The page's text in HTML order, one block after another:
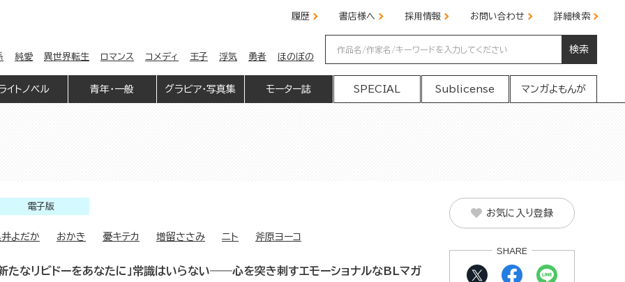
履歴 書店様へ 採用情報 お問い合わせ 詳細検索
純愛 異世界転生 ロマンス コメディ 王子 浮気 勇者 ほのぼの
検索
イトノベル 青年・一般 グラビア・写真集 モーター誌 SPECIAL Sublicense マンガよもんが
電子版
よだか おかき 憂キテカ 増留ささみ ニト 斧原ヨーコ
新たなリビドーをあなたに」常識はいらない――心を突き刺すエモーショナルなBLマガ
お気に入り登録
SHARE